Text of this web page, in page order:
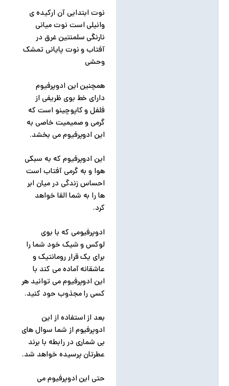
نوت ابتدایی آن ارکیده ی
وانیلی است نوت میانی
نارنگی سلمنتین غرق در
آفتاب و نوت پایانی تمشک
وحشی
همچنین این ادوپرفیوم
دارای خط بوی ظریفی از
فلفل و کاپوچینو است که
گرمی و صمیمیت خاصی به
این ادوپرفیوم می بخشد.
این ادوپرفیوم که به سبکی
هوا و به گرمی آفتاب است
احساس زندگی در میان ابر
ها را به شما القا خواهد
کرد.
ادوپرفیومی که با بوی
لوکس و شیک خود شما را
برای یک قرار رومانتیک و
عاشقانه آماده می کند با
این ادوپرفیوم می توانید هر
کسی را مجذوب حود کنید.
بعد از استفاده از این
ادوپرفیوم از شما سوال های
بی شماری در رابطه با برند
عطرتان پرسیده خواهد شد.
حتی این ادوپرفیوم می